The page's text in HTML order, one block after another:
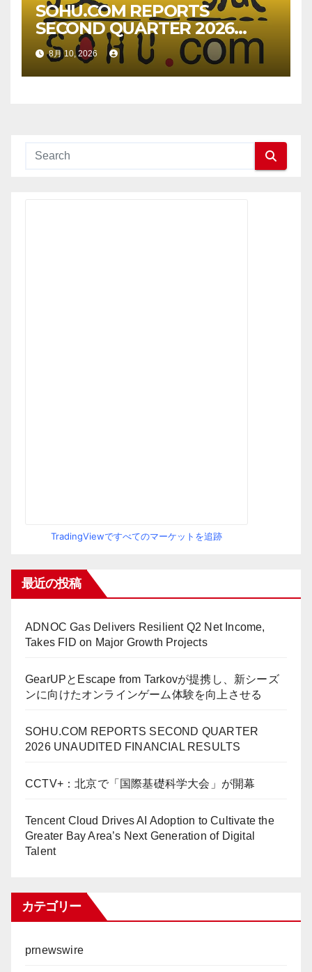
SOHU.COM REPORTS
SECOND QUARTER 2026
UNAUDITED FINANCIAL
RESULTS
8月 10, 2026
TradingViewですべてのマーケットを追跡
最近の投稿
ADNOC Gas Delivers Resilient Q2 Net Income,
Takes FID on Major Growth Projects
GearUPとEscape from Tarkovが提携し、新シーズ
ンに向けたオンラインゲーム体験を向上させる
SOHU.COM REPORTS SECOND QUARTER
2026 UNAUDITED FINANCIAL RESULTS
CCTV+：北京で「国際基礎科学大会」が開幕
Tencent Cloud Drives AI Adoption to Cultivate the
Greater Bay Area’s Next Generation of Digital
Talent
カテゴリー
prnewswire